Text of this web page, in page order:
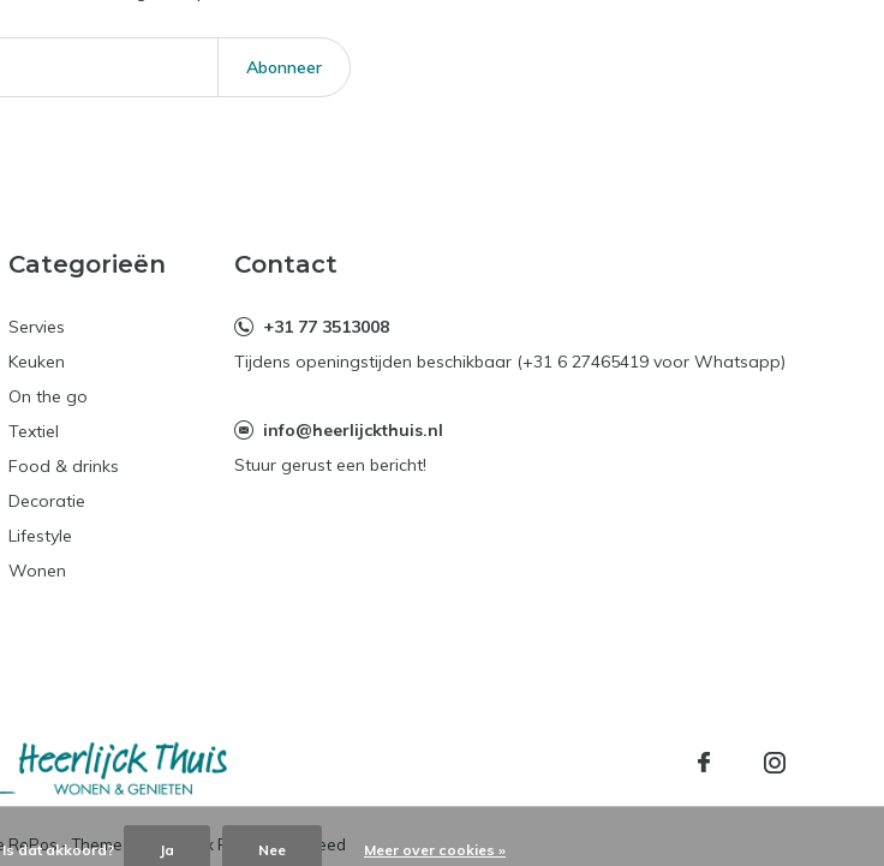
Abonneer
Categorieën
Servies
Keuken
On the go
Textiel
Food & drinks
Decoratie
Lifestyle
Wonen
Contact
+31 77 3513008
Tijdens openingstijden beschikbaar (+31 6 27465419 voor Whatsapp)
info@heerlijckthuis.nl
Stuur gerust een bericht!
- Theme By DMWS x Plus+ -RSS-feed
Is dat akkoord? Ja Nee Meer over cookies »